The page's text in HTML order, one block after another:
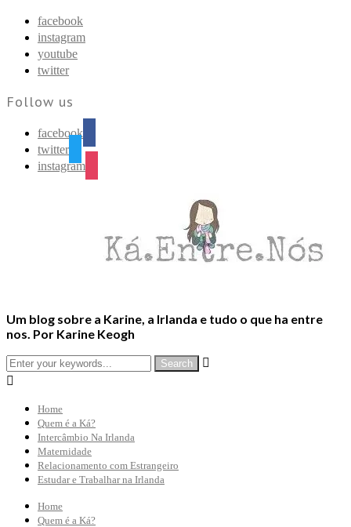
facebook
instagram
youtube
twitter
Follow us
facebook
twitter
instagram
Um blog sobre a Karine, a Irlanda e tudo o que ha entre
nos. Por Karine Keogh


Home
Quem é a Ká?
Intercâmbio Na Irlanda
Maternidade
Relacionamento com Estrangeiro
Estudar e Trabalhar na Irlanda
Home
Quem é a Ká?